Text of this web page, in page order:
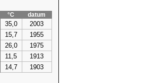
°C
datum
35,0 2003
15,7 1955
26,0 1975
11,5 1913
14,7
1903